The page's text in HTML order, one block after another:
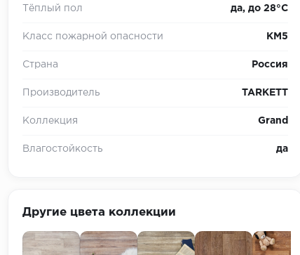
Тёплый пол да, до 28°С
Класс пожарной опасности КМ5
Страна Россия
Производитель TARKETT
Коллекция Grand
Влагостойкость да
Другие цвета коллекции